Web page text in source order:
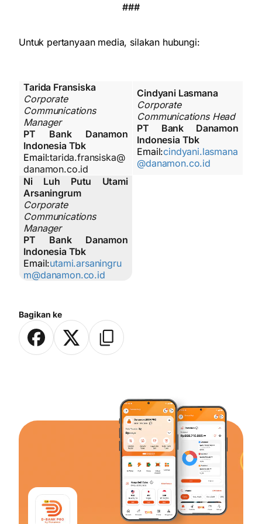
Bagikan ke
###
Untuk pertanyaan media, silakan hubungi:
Tarida Fransiska
Corporate
Communications
Manager
PT Bank Danamon
Indonesia Tbk
Email:tarida.fransiska@
danamon.co.id
Cindyani Lasmana
Corporate
Communications Head
PT Bank Danamon
Indonesia Tbk
Email:cindyani.lasmana
@danamon.co.id
Ni Luh Putu Utami
Arsaningrum
Corporate
Communications
Manager
PT Bank Danamon
Indonesia Tbk
Email:utami.arsaningru
m@danamon.co.id